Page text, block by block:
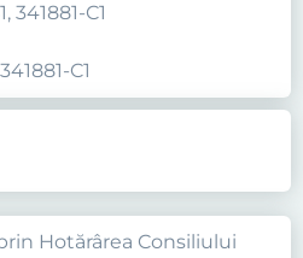
341881-C1
C1
Hotărârea Consiliului